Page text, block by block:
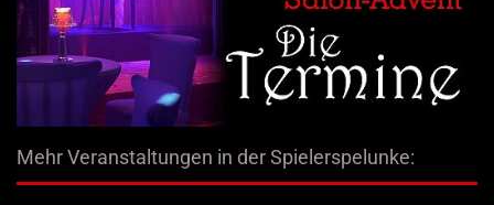
Mehr Veranstaltungen in der Spielerspelunke: